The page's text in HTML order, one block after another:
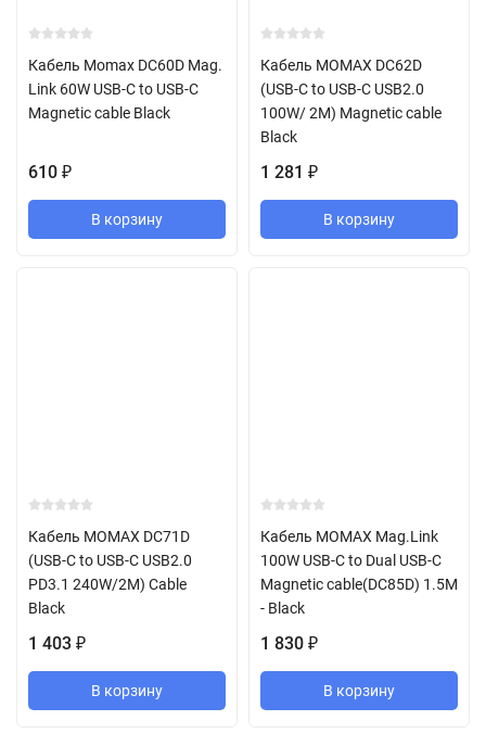
Кабель Momax DC60D Mag.
Link 60W USB-C to USB-C
Magnetic cable Black
610 ₽
В корзину
Кабель MOMAX DC62D
(USB-C to USB-C USB2.0
100W/ 2M) Magnetic cable
Black
1 281 ₽
В корзину
Кабель MOMAX DC71D
(USB-C to USB-C USB2.0
PD3.1 240W/2M) Cable
Black
1 403 ₽
В корзину
Кабель MOMAX Mag.Link
100W USB-C to Dual USB-C
Magnetic cable(DC85D) 1.5M
- Black
1 830 ₽
В корзину